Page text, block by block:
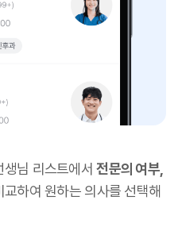
생님 리스트에서전문의 여부,
교하여 원하는 의사를 선택해